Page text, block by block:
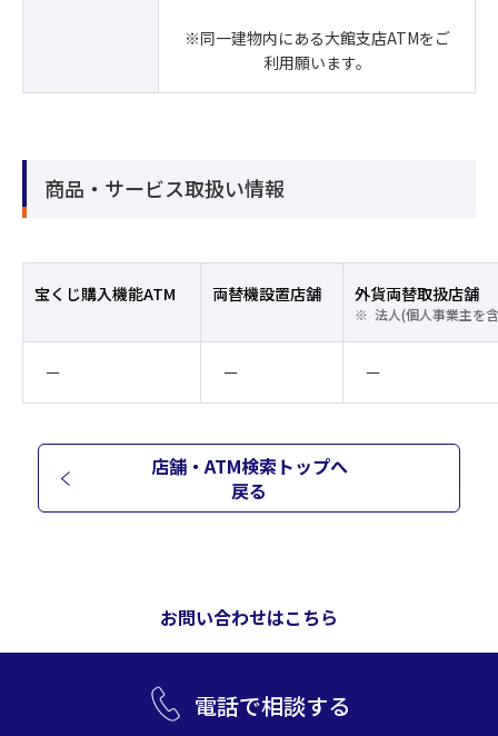
※同一建物内にある大館支店ATMをご
利用願います。
商品・サービス取扱い情報
宝くじ購入機能ATM 両替機設置店舗 外貨両替取扱店舗
法人(個人事業主を
ー ー ー
店舗・ATM検索トップへ
戻る
お問い合わせはこちら
電話で相談する